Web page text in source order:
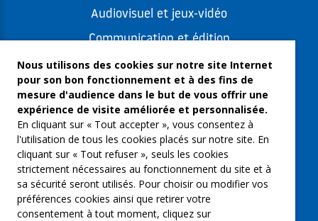
Audiovisuel et jeux-vidéo
Communication et édition
Freelances et artistes-auteurs
Musique et spectacles
Qui sommes-nous ?
Groupe Emargence
C’moi le chef
Actualités
Contactez nous
Nous utilisons des cookies sur notre site Internet
pour son bon fonctionnement et à des fins de
mesure d'audience dans le but de vous offrir une
expérience de visite améliorée et personnalisée.
En cliquant sur « Tout accepter », vous consentez à
l'utilisation de tous les cookies placés sur notre site. En
cliquant sur « Tout refuser », seuls les cookies
strictement nécessaires au fonctionnement du site et à
sa sécurité seront utilisés. Pour choisir ou modifier vos
préférences cookies ainsi que retirer votre
consentement à tout moment, cliquez sur